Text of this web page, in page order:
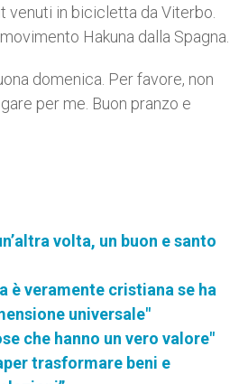
venuti in bicicletta da Viterbo.
Hakuna dalla Spagna.
domenica. Per favore, non
per me. Buon pranzo e
volta, un buon e santo
è veramente cristiana se ha
universale"
che hanno un vero valore"
trasformare beni e